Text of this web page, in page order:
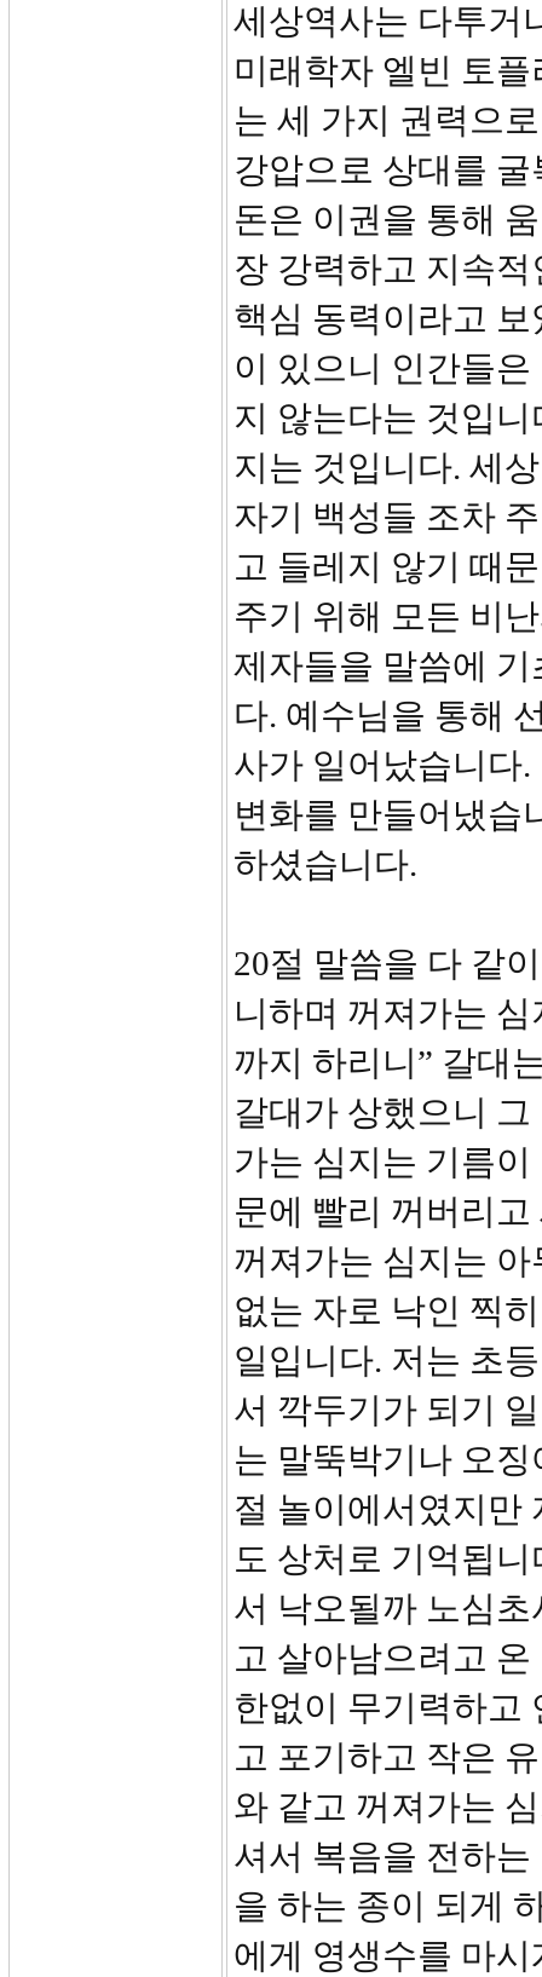
세상역사는 다투거
미래학자 엘빈 토
는 세 가지 권력으
강압으로 상대를
돈은 이권을 통해
장 강력하고 지속
핵심 동력이라고
이 있으니 인간들
지 않는다는 것입
지는 것입니다. 세
자기 백성들 조차
고 들레지 않기 때
주기 위해 모든 비
제자들을 말씀에
다. 예수님을 통해
사가 일어났습니다
변화를 만들어냈습
하셨습니다.
20절 말씀을 다 같
니하며 꺼져가는
까지 하리니” 갈대
갈대가 상했으니
가는 심지는 기름
문에 빨리 꺼버리
꺼져가는 심지는
없는 자로 낙인 찍
일입니다. 저는 초
서 깍두기가 되기
는 말뚝박기나 오
절 놀이에서였지만
도 상처로 기억됩
서 낙오될까 노심
고 살아남으려고
한없이 무기력하고
고 포기하고 작은
와 같고 꺼져가는
셔서 복음을 전하
을 하는 종이 되게
에게 영생수를 마